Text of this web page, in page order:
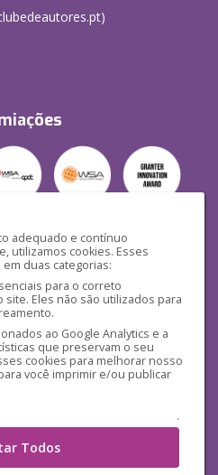
adequado e contínuo
utilizamos cookies. Esses
duas categorias:
para o correto
Eles não são utilizados para
ao Google Analytics e a
que preservam o seu
cookies para melhorar nosso
você imprimir e/ou publicar
.
Todos
)
Sociais